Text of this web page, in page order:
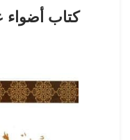
كتاب أضواء